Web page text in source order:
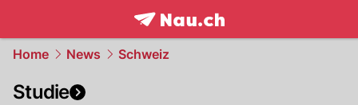
frontpage.NAU.ch
Home News Schweiz
Studie